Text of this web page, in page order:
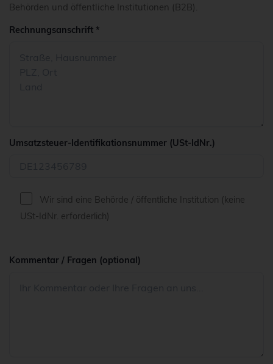
Behörden und öffentliche Institutionen (B2B).
Rechnungsanschrift *
Umsatzsteuer-Identifikationsnummer (USt-IdNr.)
Wir sind eine Behörde / öffentliche Institution (keine
USt-IdNr. erforderlich)
Kommentar / Fragen (optional)